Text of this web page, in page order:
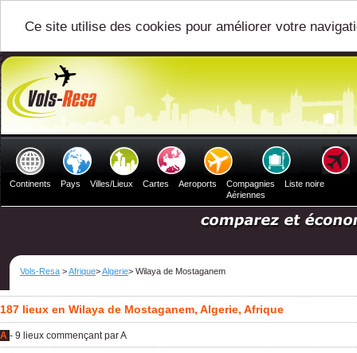
Ce site utilise des cookies pour améliorer votre
Continents Pays Villes/Lieux Cartes Aeroports
Compagnies
Aériennes
Liste noire
Vols-Resa >Afrique>Algerie> Wilaya de Mostaganem
187 lieux en Wilaya de Mostaganem, Algerie, Afrique
A - 9 lieux commençant par A